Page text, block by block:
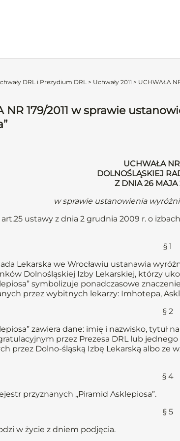
DRL i Prezydium DRL > Uchwały 2011 > UCHWAŁA
NR 179/2011 w sprawie
UCHWAŁA NR
DOLNOŚLĄSKIEJ
Z DNIA 26 MAJA
w sprawie ustanowienia
ustawy z dnia 2 grudnia 2009 r. o
§ 1
Lekarska we Wrocławiu ustanawia
Dolnośląskiej Izby Lekarskiej, którzy
symbolizuje ponadczasowe
przez wybitnych lekarzy: Imhotepa,
§ 2
zawiera dane: imię i nazwisko, tytuł
przez Prezesa DRL lub
przez Dolno-śląską Izbę Lekarską albo ze
§ 4
przyznanych „Piramid Asklepiosa”.
§ 5
w życie z dniem podjęcia.